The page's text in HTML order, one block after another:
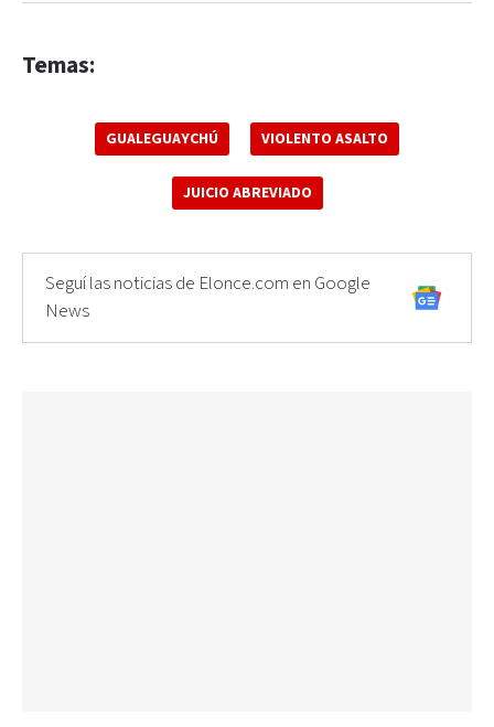
Temas:
GUALEGUAYCHÚ VIOLENTO ASALTO
JUICIO ABREVIADO
Seguí las noticias de Elonce.com en Google
News